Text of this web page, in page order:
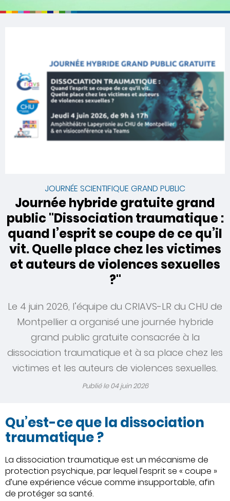
JOURNÉE SCIENTIFIQUE GRAND PUBLIC
Journée hybride gratuite grand
public "Dissociation traumatique :
quand l’esprit se coupe de ce qu’il
vit. Quelle place chez les victimes
et auteurs de violences sexuelles
?"
Le 4 juin 2026, l’équipe du CRIAVS-LR du CHU de
Montpellier a organisé une journée hybride
grand public gratuite consacrée à la
dissociation traumatique et à sa place chez les
victimes et les auteurs de violences sexuelles.
Publié le04 juin 2026
Qu’est-ce que la dissociation
traumatique ?
La dissociation traumatique est un mécanisme de
protection psychique, par lequel l’esprit se « coupe »
d’une expérience vécue comme insupportable, afin
de protéger sa santé.